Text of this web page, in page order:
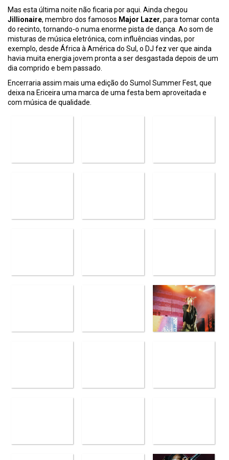
Mas esta última noite não ficaria por aqui. Ainda chegou
Jillionaire, membro dos famosos Major Lazer, para tomar conta
do recinto, tornando-o numa enorme pista de dança. Ao som de
misturas de música eletrónica, com influências vindas, por
exemplo, desde África à América do Sul, o DJ fez ver que ainda
havia muita energia jovem pronta a ser desgastada depois de um
dia comprido e bem passado.
Encerraria assim mais uma edição do Sumol Summer Fest, que
deixa na Ericeira uma marca de uma festa bem aproveitada e
com música de qualidade.